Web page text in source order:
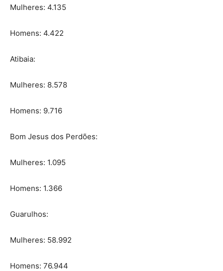
Mulheres: 4.135
Homens: 4.422
Atibaia:
Mulheres: 8.578
Homens: 9.716
Bom Jesus dos Perdões:
Mulheres: 1.095
Homens: 1.366
Guarulhos:
Mulheres: 58.992
Homens: 76.944